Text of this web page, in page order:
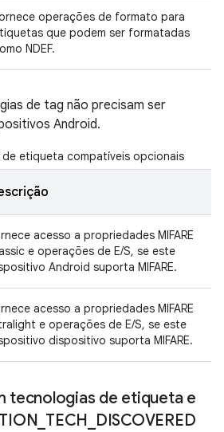
operações de formato para
que podem ser formatadas
NDEF.
de tag não precisam ser
Android.
de etiqueta compatíveis opcionais
acesso a propriedades MIFARE
e operações de E/S, se este
Android suporta MIFARE.
acesso a propriedades MIFARE
e operações de E/S, se este
dispositivo suporta MIFARE.
tecnologias de etiqueta e
TECH DISCOVERED